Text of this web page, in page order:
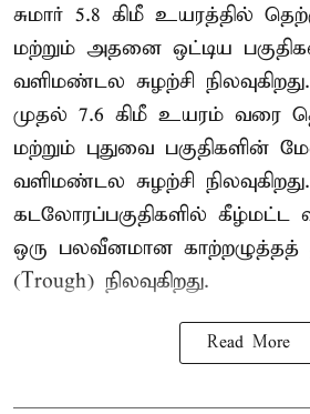
சுமார் 5.8 கிமீ உயரத்தில்
மற்றும் அதனை ஒட்டிய
வளிமண்டல சுழற்சி
முதல் 7.6 கிமீ உயரம் வரை
மற்றும் புதுவை பகுதிகளின்
வளிமண்டல சுழற்சி
கடலோரப்பகுதிகளில் கீழ்மட்ட
ஒரு பலவீனமான காற்றழுத்தத்
(Trough) நிலவுகிறது.
Read More